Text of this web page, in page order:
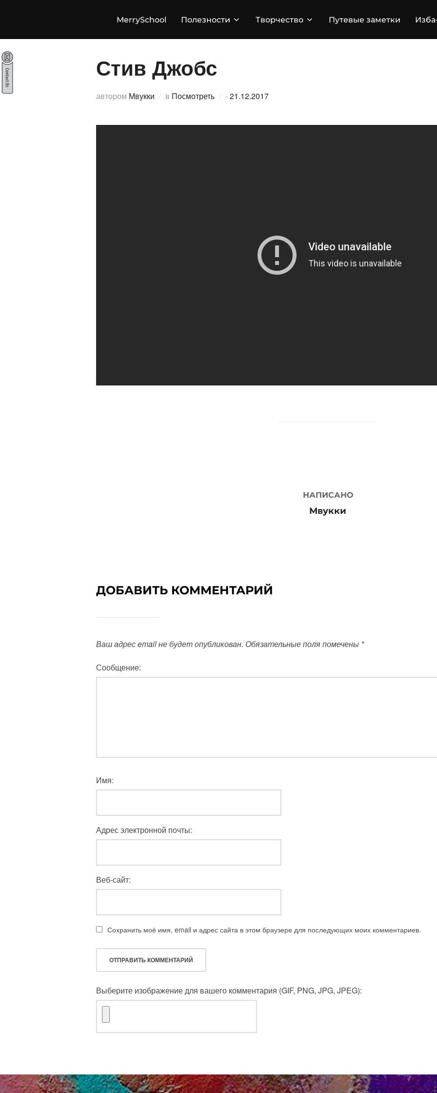
MerrySchool Полезности Творчество Путевые заметки
Стив Джобс
автором Мвукки в Посмотреть -Опубликовано
21.12.2017
НАПИСАНО
Мвукки
ДОБАВИТЬ КОММЕНТАРИЙ
Ваш адрес email не будет опубликован. Обязательные поля помечены *
Сообщение:
Имя:
Адрес электронной почты:
Веб-сайт:
Сохранить моё имя, email и адрес сайта в этом браузере для последующих моих комментариев.
Выберите изображение для вашего комментария (GIF, PNG, JPG, JPEG):
Навигация